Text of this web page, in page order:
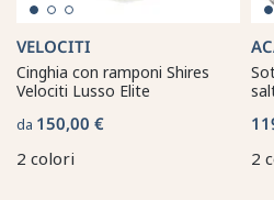
VELOCITI
Cinghia con ramponi Shires
Velociti Lusso Elite
da 150,00 €
2 colori
2